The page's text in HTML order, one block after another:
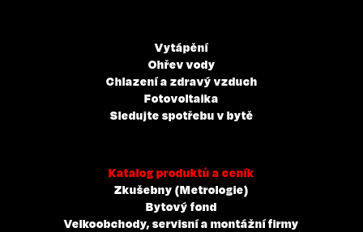
Vytápění
Ohřev vody
Chlazení a zdravý vzduch
Fotovoltaika
Sledujte spotřebu v bytě
Katalog produktů a ceník
Zkušebny (Metrologie)
Bytový fond
Velkoobchody, servisní a montážní firmy